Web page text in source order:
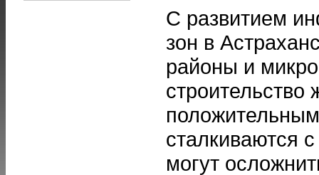
С развитием
зон в
районы и
сталкиваются
могут